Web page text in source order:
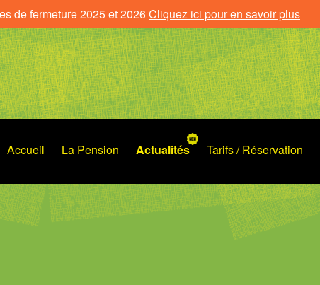
Accueil La Pension Actualités Tarifs / Réservation
de fermeture 2025 et 2026Cliquez ici pour en savoir plus